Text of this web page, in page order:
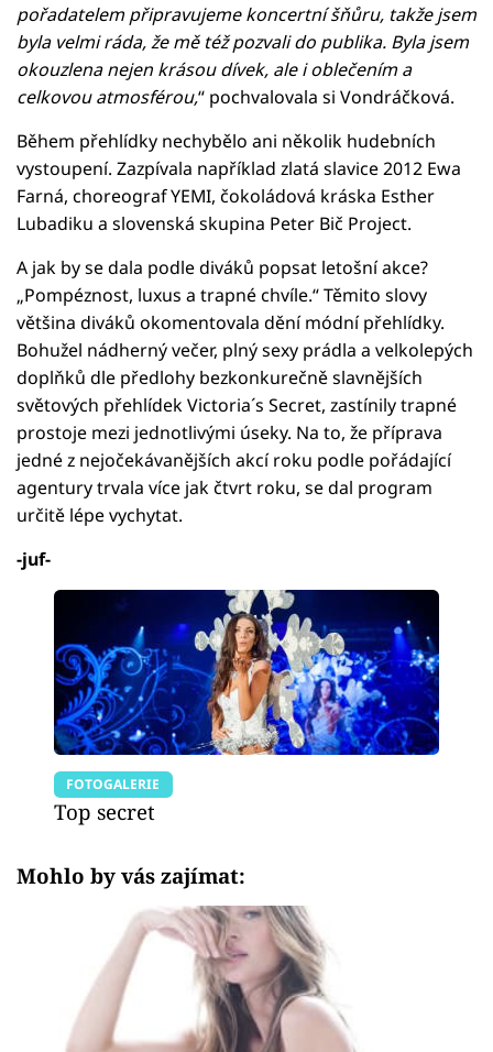
pořadatelem připravujeme koncertní šňůru, takže jsem
byla velmi ráda, že mě též pozvali do publika. Byla jsem
okouzlena nejen krásou dívek, ale i oblečením a
celkovou atmosférou,“ pochvalovala si Vondráčková.
Během přehlídky nechybělo ani několik hudebních
vystoupení. Zazpívala například zlatá slavice 2012 Ewa
Farná, choreograf YEMI, čokoládová kráska Esther
Lubadiku a slovenská skupina Peter Bič Project.
A jak by se dala podle diváků popsat letošní akce?
„Pompéznost, luxus a trapné chvíle.“ Těmito slovy
většina diváků okomentovala dění módní přehlídky.
Bohužel nádherný večer, plný sexy prádla a velkolepých
doplňků dle předlohy bezkonkurečně slavnějších
světových přehlídek Victoria´s Secret, zastínily trapné
prostoje mezi jednotlivými úseky. Na to, že příprava
jedné z nejočekávanějších akcí roku podle pořádající
agentury trvala více jak čtvrt roku, se dal program
určitě lépe vychytat.
-juf-
FOTOGALERIE
Top secret
Mohlo by vás zajímat: